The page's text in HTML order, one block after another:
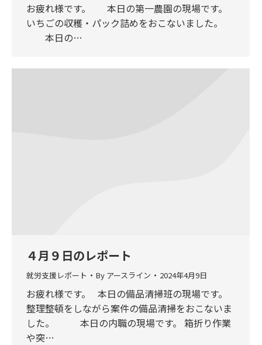
お疲れ様です。 本日の第一農園の現場です。
いちごの収穫・パック詰めをおこないました。
本日の…
４月９日のレポート
就労支援レポート By アースライン 2024年4月9日
お疲れ様です。 本日の備品清掃班の現場です。
整理整頓をしながら案件の備品清掃をおこないま
した。 本日の内職の現場です。 箱折り作業
や突…